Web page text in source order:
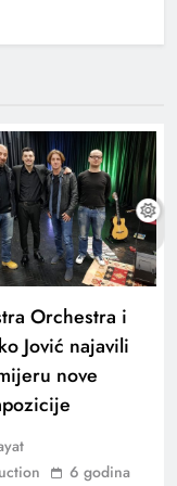
Orchestra i
Jović najavili
nove
6 godina